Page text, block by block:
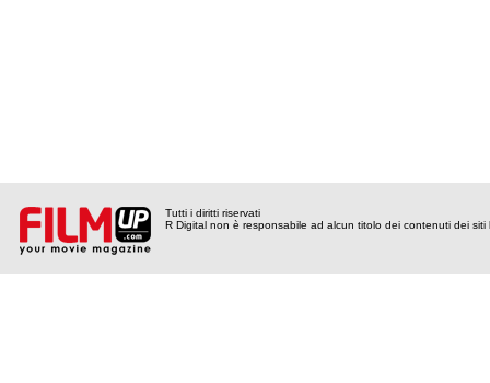
Tutti i diritti riservati
R Digital non è responsabile ad alcun titolo dei contenuti dei siti